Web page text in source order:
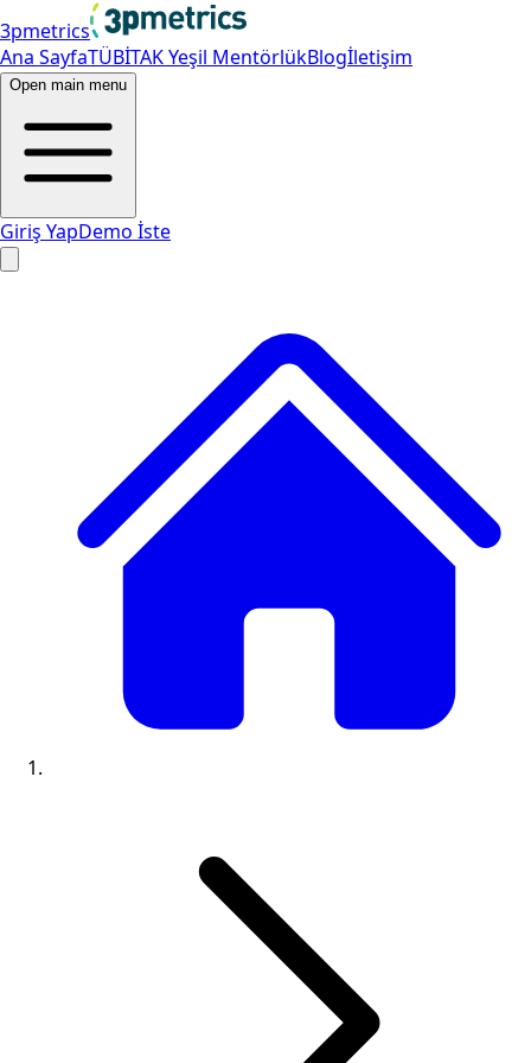
3pmetrics
Ana SayfaTÜBİTAK Yeşil MentörlükBlogİletişim
Open main menu
Giriş YapDemo İste